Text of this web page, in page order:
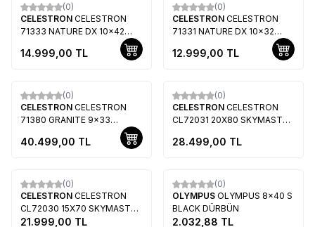
(0)
CELESTRON CELESTRON
71333 NATURE DX 10x42
14.999,00 TL
(0)
CELESTRON CELESTRON
71331 NATURE DX 10x32
12.999,00 TL
(0)
CELESTRON CELESTRON
71380 GRANITE 9x33
40.499,00 TL
(0)
CELESTRON CELESTRON
CL72031 20X80 SKYMASTER
28.499,00 TL
(0)
CELESTRON CELESTRON
CL72030 15X70 SKYMASTER
PRO DÜRBÜN
21.999,00 TL
Yeni
(0)
OLYMPUS OLYMPUS 8x40 S
BLACK DÜRBÜN
2.032,88 TL